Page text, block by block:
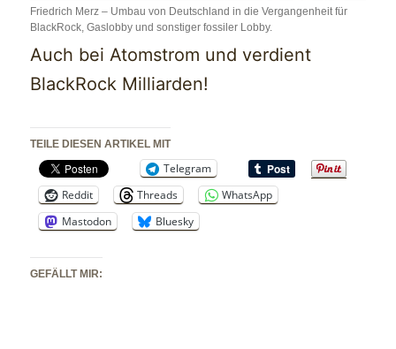
Friedrich Merz – Umbau von Deutschland in die Vergangenheit für
BlackRock, Gaslobby und sonstiger fossiler Lobby.
Auch bei Atomstrom und verdient
BlackRock Milliarden!
TEILE DIESEN ARTIKEL MIT
Telegram
Reddit
Threads
WhatsApp
Mastodon
Bluesky
GEFÄLLT MIR: